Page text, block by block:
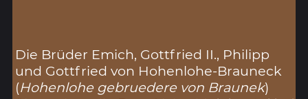
Die Brüder Emich, Gottfried II., Philipp
und Gottfried von Hohenlohe-Brauneck
(Hohenlohe gebruedere von Braunek)